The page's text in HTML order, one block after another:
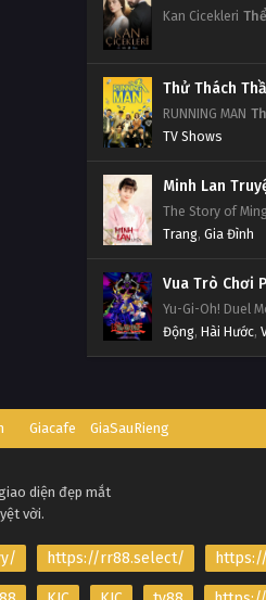
Kan Cicekleri
Thử Thách
RUNNING MAN
TV Shows
Minh Lan
The Story of
Trang, Gia Đình
Yu-Gi-Oh! Duel
Động, Hài Hước,
Giacafe GiaSauRieng
diện đẹp mắt
vời.
https://rr88.select/